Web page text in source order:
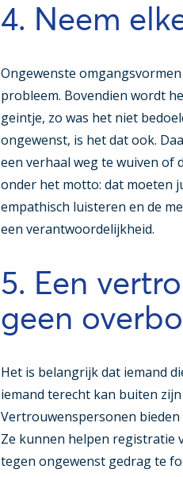
4. Neem
Ongewenste
probleem. Bovendien wordt
geintje, zo was het niet
ongewenst, is het dat ook.
een verhaal weg te wuiven of
onder het motto: dat moeten
empathisch luisteren en de
een verantwoordelijkheid.
5. Een
geen
Het is belangrijk dat iemand
iemand terecht kan buiten
Vertrouwenspersonen
Ze kunnen helpen registratie
tegen ongewenst gedrag te